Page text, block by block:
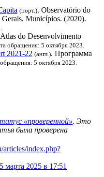
(порт.). Observatório do
Municípios. (2020).
do Desenvolvimento
обращения: 5 октября 2023.
2021-22 (англ.). Программа
5 октября 2023.
«проверенной». Это
была проверена
articles/index.php?
марта 2025 в 17:51